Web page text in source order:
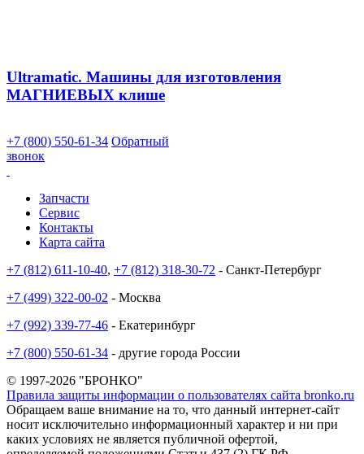
Ultramatic. Машины для изготовления
МАГНИЕВЫХ клише
+7 (800) 550-61-34 Обратный
звонок
Запчасти
Сервис
Контакты
Карта сайта
+7 (812) 611-10-40, +7 (812) 318-30-72 - Санкт-Петербург
+7 (499) 322-00-02 - Москва
+7 (992) 339-77-46 - Екатеринбург
+7 (800) 550-61-34 - другие города России
© 1997-2026 "БРОНКО"
Правила защиты информации о пользователях сайта bronko.ru
Обращаем ваше внимание на то, что данный интернет-сайт
носит исключительно информационный характер и ни при
каких условиях не является публичной офертой,